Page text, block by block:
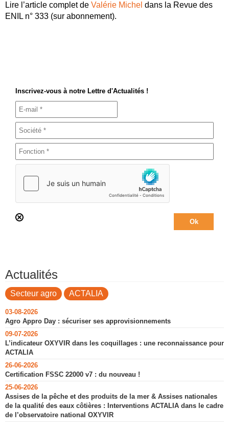
Lire l’article complet de Valérie Michel dans la Revue des
ENIL n° 333 (sur abonnement).
Inscrivez-vous à notre Lettre d'Actualités !
Actualités
Secteur agro ACTALIA
03-08-2026
Agro Appro Day : sécuriser ses approvisionnements
09-07-2026
L’indicateur OXYVIR dans les coquillages : une reconnaissance pour
ACTALIA
26-06-2026
Certification FSSC 22000 v7 : du nouveau !
25-06-2026
Assises de la pêche et des produits de la mer & Assises nationales
de la qualité des eaux côtières : Interventions ACTALIA dans le cadre
de l’observatoire national OXYVIR